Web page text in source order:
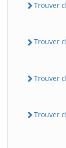
Trouver
Trouver
Trouver
Trouver